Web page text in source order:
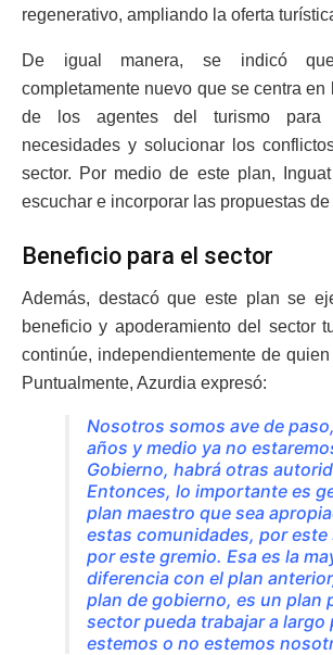
regenerativo, ampliando la oferta
De igual manera, se indicó
completamente nuevo que se centra en
de los agentes del turismo para
necesidades y solucionar los
sector. Por medio de este plan,
escuchar e incorporar las propuestas de
Beneficio para el sector
Además, destacó que este plan se
beneficio y apoderamiento del sector
continúe, independientemente de
Puntualmente, Azurdia expresó:
Nosotros somos ave de
años y medio ya no
Gobierno, habrá otras
Entonces, lo importante es
plan maestro que sea
estas comunidades, por este
por este gremio. Esa es la
diferencia con el plan
plan de gobierno, es un plan
sector pueda trabajar a largo
estemos o no estemos